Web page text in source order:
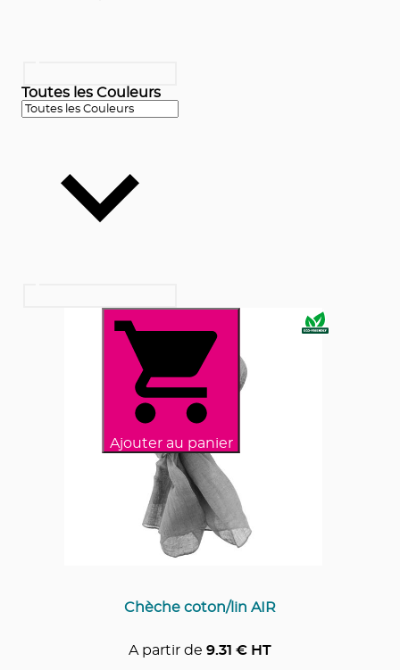
Toutes les Couleurs
Ajouter au panier
Chèche coton/lin AIR
A partir de 9.31 € HT